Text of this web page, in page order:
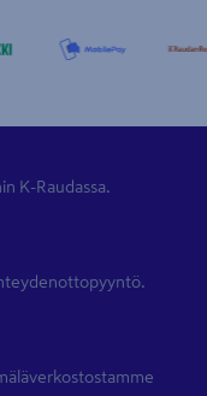
K-Raudassa.